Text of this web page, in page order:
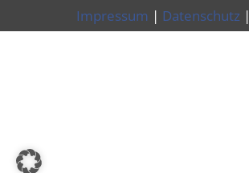
Impressum | Datenschutz |